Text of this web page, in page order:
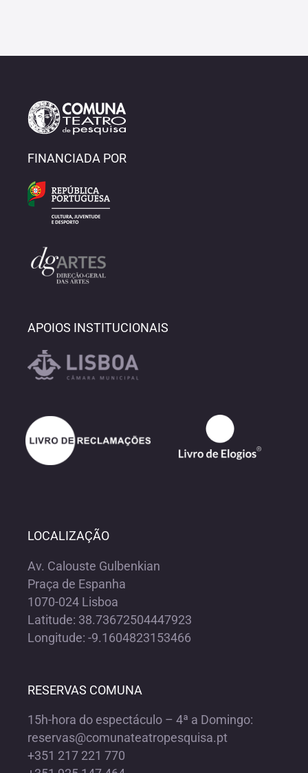
FINANCIADA POR
APOIOS INSTITUCIONAIS
LOCALIZAÇÃO
Av. Calouste Gulbenkian
Praça de Espanha
1070-024 Lisboa
Latitude: 38.73672504447923
Longitude: -9.1604823153466
RESERVAS COMUNA
15h-hora do espectáculo – 4ª a Domingo:
reservas@comunateatropesquisa.pt
+351 217 221 770